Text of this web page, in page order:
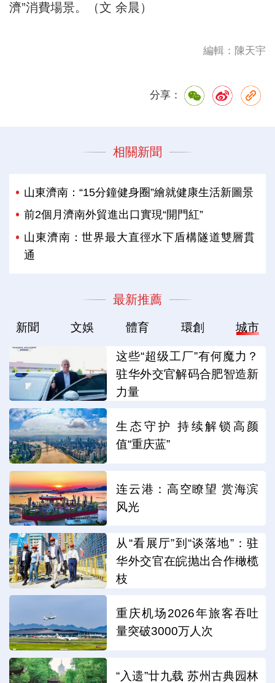
濟”消費場景。（文 余晨）
編輯：陳天宇
分享：
相關新聞
山東濟南：“15分鐘健身圈”繪就健康生活新圖景
前2個月濟南外貿進出口實現“開門紅”
山東濟南：世界最大直徑水下盾構隧道雙層貫
通
最新推薦
新聞 文娛 體育 環創 城市
这些“超级工厂”有何魔力？
驻华外交官解码合肥智造新
力量
生态守护 持续解锁高颜
值“重庆蓝”
连云港：高空瞭望 赏海滨
风光
从“看展厅”到“谈落地”：驻
华外交官在皖抛出合作橄榄
枝
重庆机场2026年旅客吞吐
量突破3000万人次
“入遗”廿九载 苏州古典园林